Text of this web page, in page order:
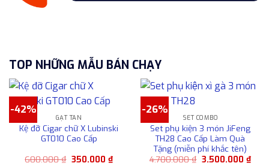
TOP NHỮNG MẪU BÁN CHẠY
-42%
GẠT TÀN
Kệ đỡ Cigar chữ X Lubinski
GT010 Cao Cấp
600.000₫ Giá
350.000 ₫Giá
-26%
SET COMBO
Set phụ kiện 3 món JiFeng
TH28 Cao Cấp Làm Quà
Tặng (miễn phí khắc tên)
4.700.000₫ Giá
3.500.000 ₫Giá